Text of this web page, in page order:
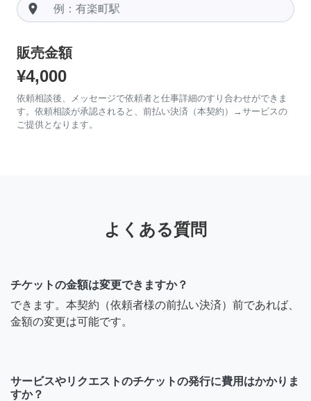
room
販売金額
¥4,000
依頼相談後、メッセージで依頼者と仕事詳細のすり合わせができま
す。依頼相談が承認されると、前払い決済（本契約）→サービスの
ご提供となります。
よくある質問
チケットの金額は変更できますか？
できます。本契約（依頼者様の前払い決済）前であれば、
金額の変更は可能です。
サービスやリクエストのチケットの発行に費用はかかりま
すか？